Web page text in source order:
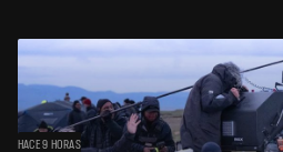
HACE 9 HORAS